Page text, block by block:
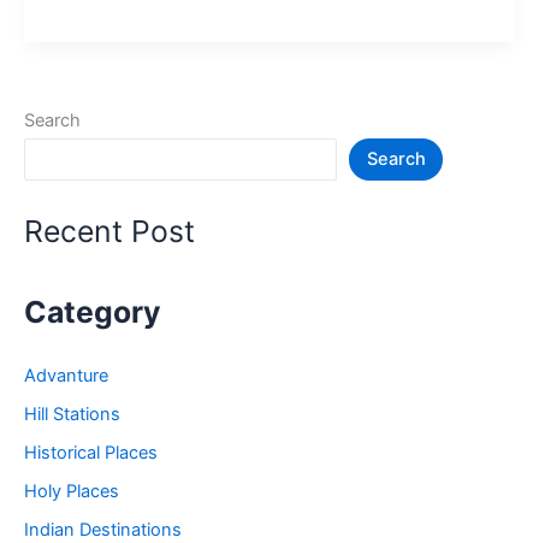
घूमने
Mayapur
Places
Search
Search
Recent Post
Category
Advanture
Hill Stations
Historical Places
Holy Places
Indian Destinations